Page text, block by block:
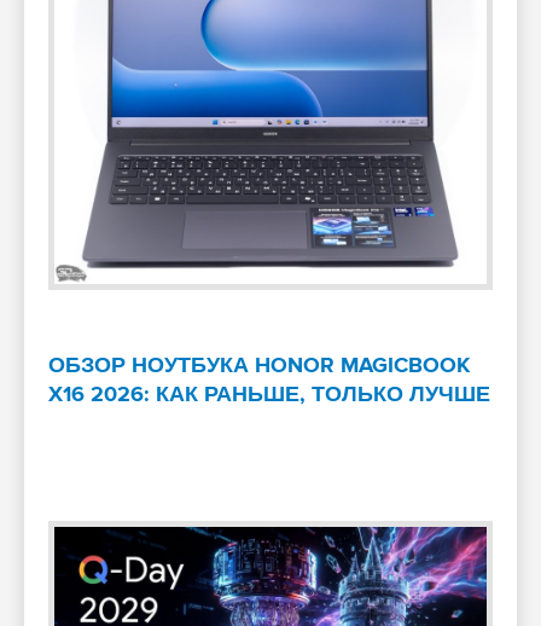
ОБЗОР НОУТБУКА HONOR MAGICBOOK
X16 2026: КАК РАНЬШЕ, ТОЛЬКО ЛУЧШЕ